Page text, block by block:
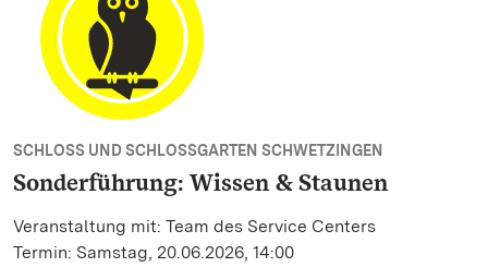
SCHLOSS UND SCHLOSSGARTEN SCHWETZINGEN
Sonderführung: Wissen & Staunen
Veranstaltung mit: Team des Service Centers
Termin: Samstag, 20.06.2026, 14:00